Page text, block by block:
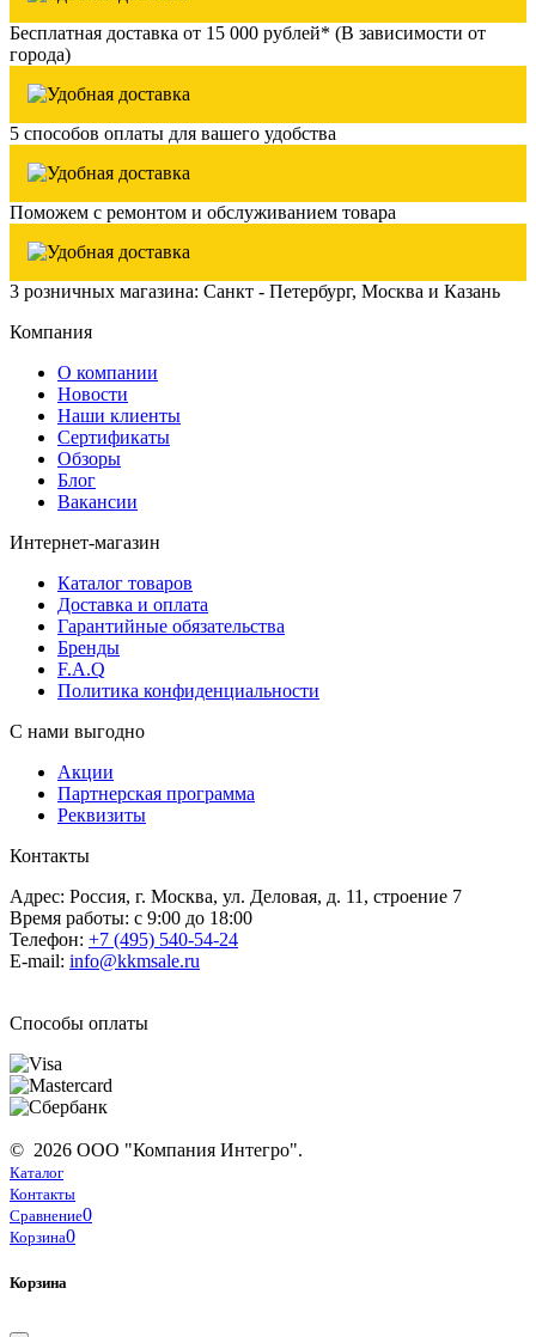
Бесплатная доставка от 15 000 рублей* (В зависимости от
города)
5 способов оплаты для вашего удобства
Поможем с ремонтом и обслуживанием товара
3 розничных магазина: Санкт - Петербург, Москва и Казань
Компания
О компании
Новости
Наши клиенты
Сертификаты
Обзоры
Блог
Вакансии
Интернет-магазин
Каталог товаров
Доставка и оплата
Гарантийные обязательства
Бренды
F.A.Q
Политика конфиденциальности
С нами выгодно
Акции
Партнерская программа
Реквизиты
Контакты
Адрес: Россия, г. Москва, ул. Деловая, д. 11, строение 7
Время работы: с 9:00 до 18:00
Телефон: +7 (495) 540-54-24
E-mail: info@kkmsale.ru
Способы оплаты
© 2026 ООО "Компания Интегро".
Каталог
Контакты
Сравнение0
Корзина0
Корзина